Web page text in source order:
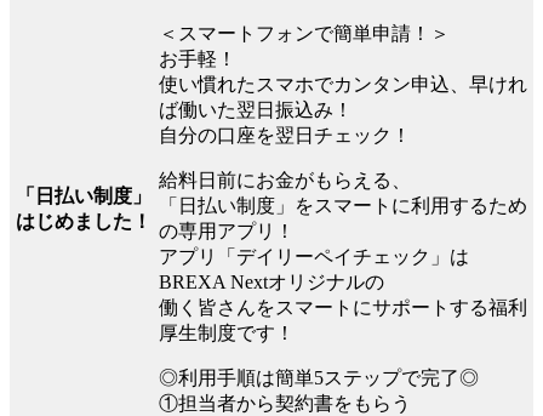
「日払い制度」
はじめました！
＜スマートフォンで簡単申請！＞
お手軽！
使い慣れたスマホでカンタン申込、早けれ
ば働いた翌日振込み！
自分の口座を翌日チェック！
給料日前にお金がもらえる、
「日払い制度」をスマートに利用するため
の専用アプリ！
アプリ「デイリーペイチェック」は
BREXA Nextオリジナルの
働く皆さんをスマートにサポートする福利
厚生制度です！
◎利用手順は簡単5ステップで完了◎
①担当者から契約書をもらう